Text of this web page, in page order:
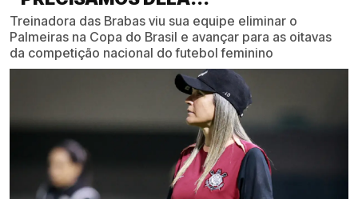
Treinadora das Brabas viu sua equipe eliminar o
Palmeiras na Copa do Brasil e avançar para as oitavas
da competição nacional do futebol feminino